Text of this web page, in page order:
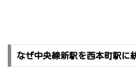
なぜ中央線新駅を西本町駅に